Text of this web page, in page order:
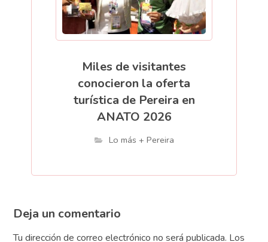
Miles de visitantes
conocieron la oferta
turística de Pereira en
ANATO 2026
Lo más + Pereira
Deja un comentario
Tu dirección de correo electrónico no será publicada. Los